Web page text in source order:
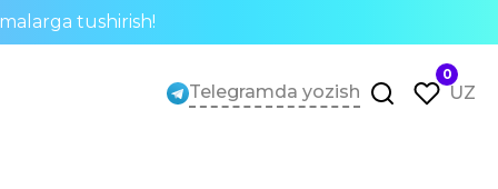
tushirish!
Telegramda yozish
0
UZ